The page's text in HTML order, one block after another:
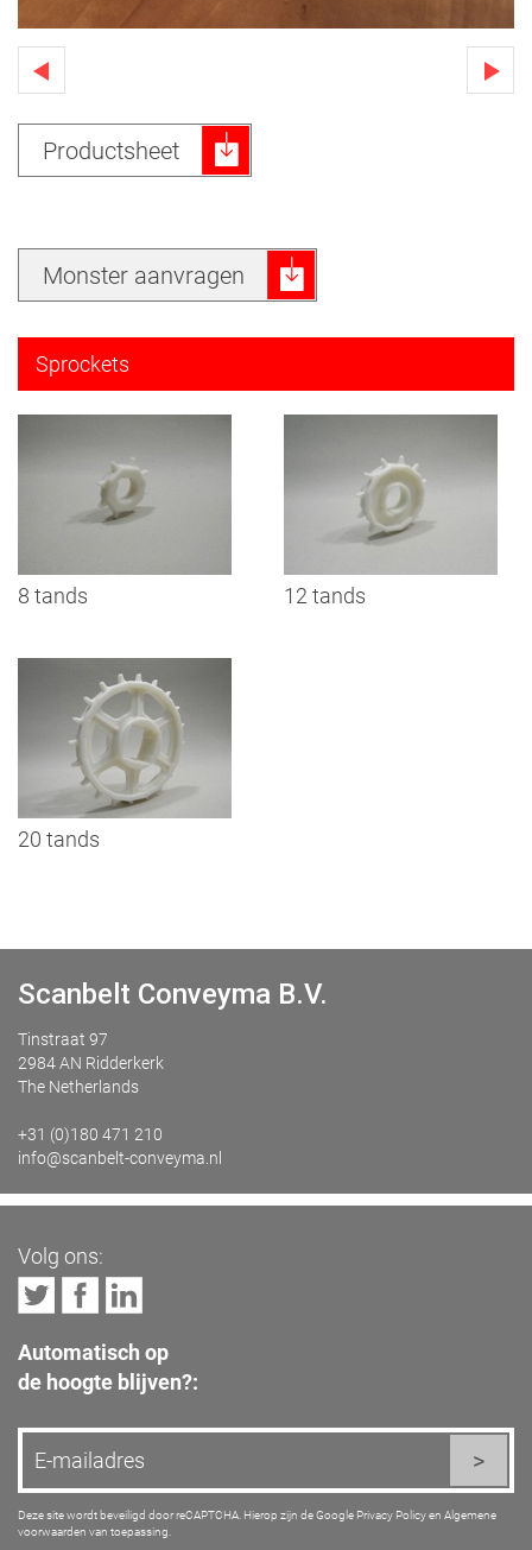
Productsheet
Monster aanvragen
Sprockets
8 tands 12 tands
20 tands
Scanbelt Conveyma B.V.
Tinstraat 97
2984 AN Ridderkerk
The Netherlands
+31 (0)180 471 210
info@scanbelt-conveyma.nl
Volg ons:
Automatisch op
de hoogte blijven?:
Deze site wordt beveiligd door reCAPTCHA. Hierop zijn de Google Privacy Policyen Algemene
voorwaarden van toepassing.